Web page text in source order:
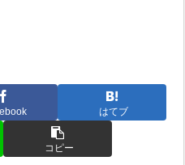
はてブ
コピー